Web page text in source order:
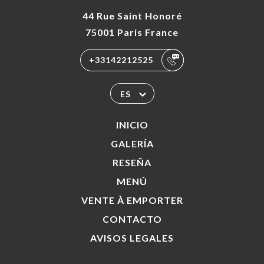
44 Rue Saint Honoré
75001 Paris France
+33142212525
ES
INICIO
GALERÍA
RESEÑA
MENÚ
VENTE À EMPORTER
CONTACTO
AVISOS LEGALES